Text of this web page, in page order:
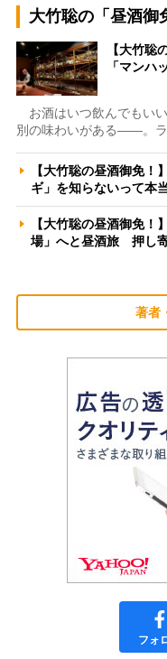
大竹聡の「昼酒御
【大竹聡
「マン
お酒はいつ飲んでもい
別の味わいがある――。
【大竹聡の昼酒御免！
ギ」を知らないって
【大竹聡の昼酒御免！
場」へと昼酒旅 押し
著者
フォ